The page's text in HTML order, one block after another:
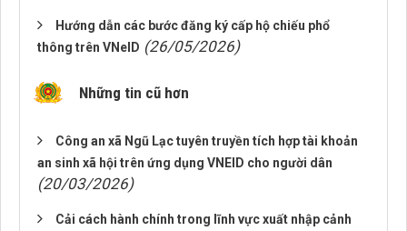
Hướng dẫn các bước đăng ký cấp hộ chiếu phổ
thông trên VNeID (26/05/2026)
Những tin cũ hơn
Công an xã Ngũ Lạc tuyên truyền tích hợp tài khoản
an sinh xã hội trên ứng dụng VNEID cho người dân
(20/03/2026)
Cải cách hành chính trong lĩnh vực xuất nhập cảnh